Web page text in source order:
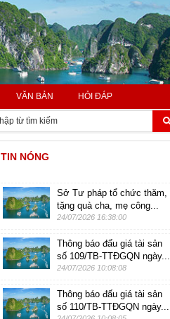
VĂN BẢN HỎI ĐÁP
TIN NÓNG
Sở Tư pháp tổ chức thăm,
tặng quà cha, mẹ công...
24/07/2026 16:38:00
Thông báo đấu giá tài sản
số 109/TB-TTĐGQN ngày...
24/07/2026 10:08:08
Thông báo đấu giá tài sản
số 110/TB-TTĐGQN ngày...